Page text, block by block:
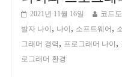
2021년 11월 16일 코드
발자 나이 , 나이 , 소프트웨어 ,
그래머 경력 , 프로그래머 나이 ,
로그래머 환경